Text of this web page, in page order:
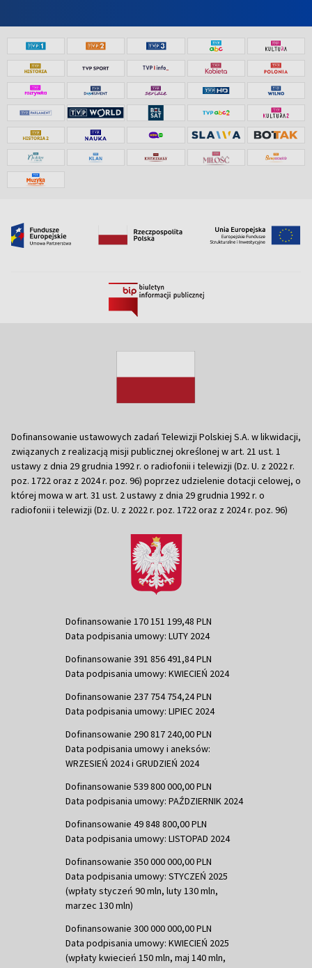
Dofinansowanie ustawowych zadań Telewizji Polskiej S.A. w likwidacji,
związanych z realizacją misji publicznej określonej w art. 21 ust. 1
ustawy z dnia 29 grudnia 1992 r. o radiofonii i telewizji (Dz. U. z 2022 r.
poz. 1722 oraz z 2024 r. poz. 96) poprzez udzielenie dotacji celowej, o
której mowa w art. 31 ust. 2 ustawy z dnia 29 grudnia 1992 r. o
radiofonii i telewizji (Dz. U. z 2022 r. poz. 1722 oraz z 2024 r. poz. 96)
Dofinansowanie 170 151 199,48 PLN
Data podpisania umowy: LUTY 2024
Dofinansowanie 391 856 491,84 PLN
Data podpisania umowy: KWIECIEŃ 2024
Dofinansowanie 237 754 754,24 PLN
Data podpisania umowy: LIPIEC 2024
Dofinansowanie 290 817 240,00 PLN
Data podpisania umowy i aneksów:
WRZESIEŃ 2024 i GRUDZIEŃ 2024
Dofinansowanie 539 800 000,00 PLN
Data podpisania umowy: PAŹDZIERNIK 2024
Dofinansowanie 49 848 800,00 PLN
Data podpisania umowy: LISTOPAD 2024
Dofinansowanie 350 000 000,00 PLN
Data podpisania umowy: STYCZEŃ 2025
(wpłaty styczeń 90 mln, luty 130 mln,
marzec 130 mln)
Dofinansowanie 300 000 000,00 PLN
Data podpisania umowy: KWIECIEŃ 2025
(wpłaty kwiecień 150 mln, maj 140 mln,